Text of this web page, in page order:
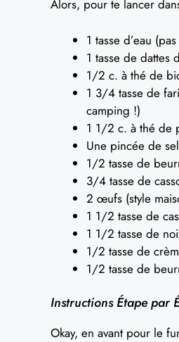
Alors, pour te lancer
1 tasse d’eau
1 tasse de dattes
1/2 c. à thé de
1 3/4 tasse de
camping !)
1 1/2 c. à thé de
Une pincée de
1/2 tasse de
3/4 tasse de
2 œufs (style
1 1/2 tasse de
1 1/2 tasse de
1/2 tasse de
1/2 tasse de
Instructions Étape par
Okay, en avant pour le